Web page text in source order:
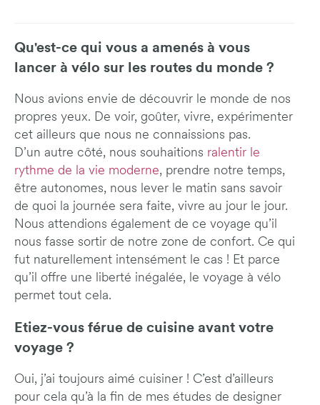
Qu'est-ce qui vous a amenés à vous
lancer à vélo sur les routes du monde ?
Nous avions envie de découvrir le monde de nos
propres yeux. De voir, goûter, vivre, expérimenter
cet ailleurs que nous ne connaissions pas.
D’un autre côté, nous souhaitions ralentir le
rythme de la vie moderne, prendre notre temps,
être autonomes, nous lever le matin sans savoir
de quoi la journée sera faite, vivre au jour le jour.
Nous attendions également de ce voyage qu’il
nous fasse sortir de notre zone de confort. Ce qui
fut naturellement intensément le cas ! Et parce
qu’il offre une liberté inégalée, le voyage à vélo
permet tout cela.
Etiez-vous férue de cuisine avant votre
voyage ?
Oui, j’ai toujours aimé cuisiner ! C’est d’ailleurs
pour cela qu’à la fin de mes études de designer